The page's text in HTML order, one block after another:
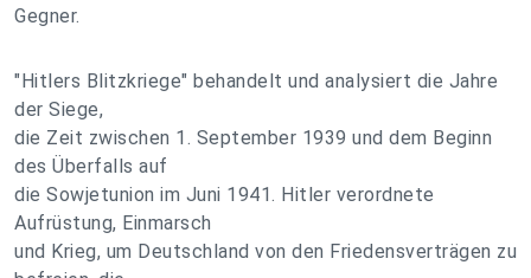
Gegner.
"Hitlers Blitzkriege" behandelt und analysiert die Jahre
der Siege,
die Zeit zwischen 1. September 1939 und dem Beginn
des Überfalls auf
die Sowjetunion im Juni 1941. Hitler verordnete
Aufrüstung, Einmarsch
und Krieg, um Deutschland von den Friedensverträgen zu